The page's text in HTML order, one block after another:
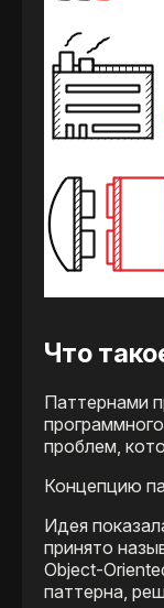
Что
Паттернами
проблем,
Концепцию
Идея
принято
Object-
паттерна,